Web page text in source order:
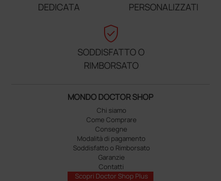
DEDICATA
PERSONALIZZATI
verified_user
SODDISFATTO O
RIMBORSATO
MONDO DOCTOR SHOP
Chi siamo
Come Comprare
Consegne
Modalità di pagamento
Soddisfatto o Rimborsato
Garanzie
Contatti
Scopri Doctor Shop Plus